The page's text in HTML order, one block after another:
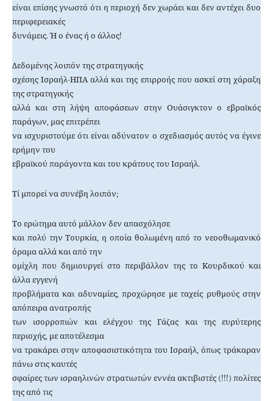
είναι επίσης γνωστό ότι η περιοχή δεν χωράει και δεν αντέχει δυο
περιφερειακές
δυνάμεις. Ή ο ένας ή ο άλλος!
Δεδομένης λοιπόν της στρατηγικής
σχέσης Ισραήλ-ΗΠΑ αλλά και της επιρροής που ασκεί στη χάραξη
της στρατηγικής
αλλά και στη λήψη αποφάσεων στην Ουάσιγκτον ο εβραϊκός
παράγων, μας επιτρέπει
να ισχυριστούμε ότι είναι αδύνατον ο σχεδιασμός αυτός να έγινε
ερήμην του
εβραϊκού παράγοντα και του κράτους του Ισραήλ.
Τί μπορεί να συνέβη λοιπόν;
Το ερώτημα αυτό μάλλον δεν απασχόλησε
και πολύ την Τουρκία, η οποία θολωμένη από το νεοοθωμανικό
όραμα αλλά και από την
ομίχλη που δημιουργεί στο περιβάλλον της το Κουρδικού και
άλλα εγγενή
προβλήματα και αδυναμίες, προχώρησε με ταχείς ρυθμούς στην
απόπειρα ανατροπής
των ισορροπιών και ελέγχου της Γάζας και της ευρύτερης
περιοχής, με αποτέλεσμα
να τρακάρει στην αποφασιστικότητα του Ισραήλ, όπως τράκαραν
πάνω στις καυτές
σφαίρες των ισραηλινών στρατιωτών εννέα ακτιβιστές (!!!) πολίτες
της από τις